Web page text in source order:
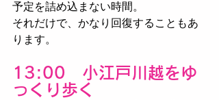
予定を詰め込まない時間。
それだけで、かなり回復することもあ
ります。
13:00　小江戸川越をゆ
っくり歩く